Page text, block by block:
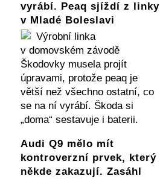
vyrábí. Peaq sjíždí z linky
v Mladé Boleslavi
Výrobní linka
v domovském závodě
Škodovky musela projít
úpravami, protože peaq je
větší než všechno ostatní, co
se na ní vyrábí. Škoda si
„doma“ sestavuje i baterii.
Audi Q9 mělo mít
kontroverzní prvek, který
někde zakazují. Zasáhl